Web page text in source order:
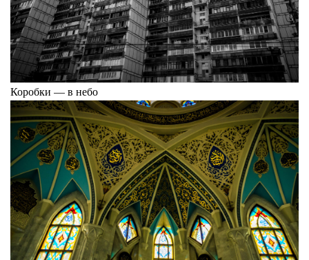
Коробки — в небо